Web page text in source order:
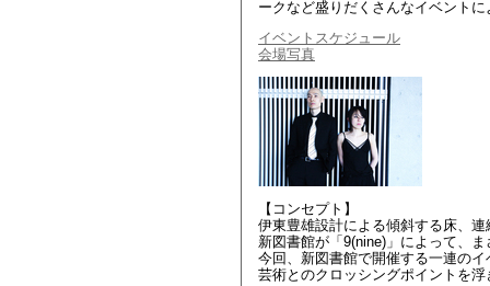
ークなど盛りだくさんなイベント
イベントスケジュール
会場写真
【コンセプト】
伊東豊雄設計による傾斜する床、
新図書館が「9(nine)」によって、
今回、新図書館で開催する一連の
芸術とのクロッシングポイントを